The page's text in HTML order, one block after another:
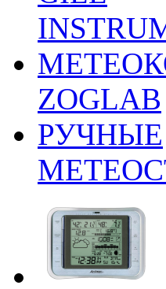
ZOGLAB
РУЧНЫЕ